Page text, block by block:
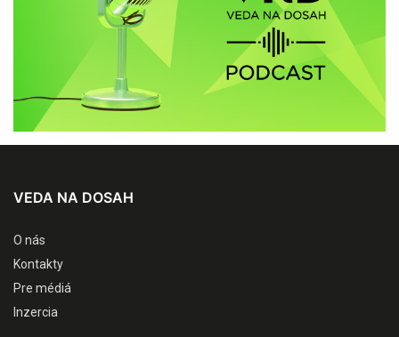
VEDA NA DOSAH
O nás
Kontakty
Pre médiá
Inzercia